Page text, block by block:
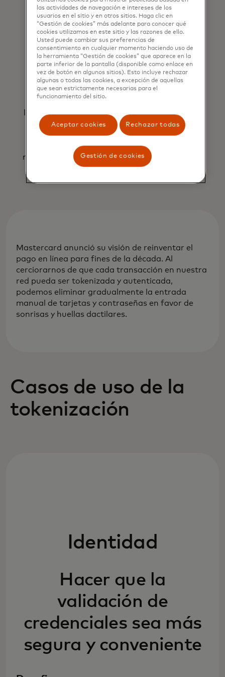
Interoperabilidad
El uso de tokens requiere el establecimiento
de parámetros, reglas y estándares que
determinen cómo se puede usar el token.
longitud de los datos) de un token también se
puede estandarizar, lo que garantiza que el
token se pueda emplear en todas las
plataformas (como dispositivos y
navegadores) y ecosistemas (físicos, comercio
electrónico, Web3).
Mastercard anunció su visión de reinventar el
pago en línea para fines de la década. Al
cerciorarnos de que cada transacción en nuestra
red pueda ser tokenizada y autenticada,
podemos eliminar gradualmente la entrada
manual de tarjetas y contraseñas en favor de
sonrisas y huellas dactilares.
Casos de uso de la
tokenización
Identidad
Hacer que la
validación de
credenciales sea más
segura y conveniente
las actividades de navegación e intereses de los
usuarios en el sitio y en otros sitios. Haga clic en
“Gestión de cookies” más adelante para conocer qué
cookies utilizamos en este sitio y las razones de ello.
Usted puede cambiar sus preferencias de
consentimiento en cualquier momento haciendo uso de
la herramienta “Gestión de cookies” que aparece en la
parte inferior de la pantalla (disponible como enlace en
vez de botón en algunos sitios). Esto incluye rechazar
algunas o todas las cookies, a excepción de aquellas
que sean estrictamente necesarias para el
funcionamiento del sitio.
Aceptar cookies Rechazar todas
Gestión de cookies